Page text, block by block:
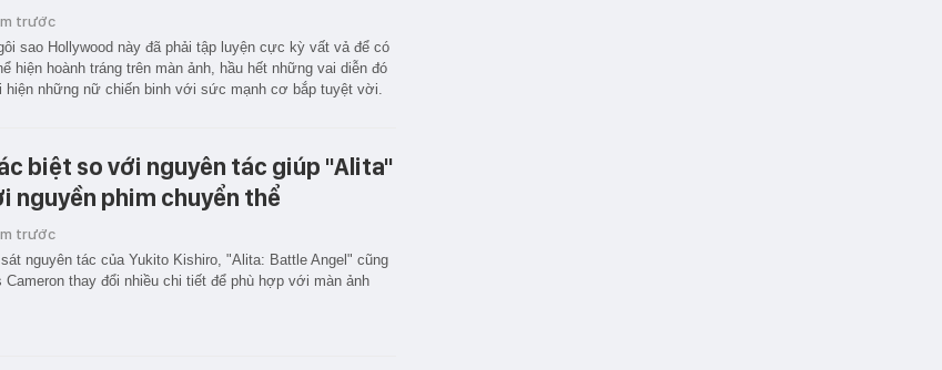
trước
sao Hollywood này đã phải tập luyện cực kỳ vất vả để có
hiện hoành tráng trên màn ảnh, hầu hết những vai diễn đó
hiện những nữ chiến binh với sức mạnh cơ bắp tuyệt vời.
biệt so với nguyên tác giúp "Alita"
nguyền phim chuyển thể
trước
nguyên tác của Yukito Kishiro, "Alita: Battle Angel" cũng
thay đổi nhiều chi tiết để phù hợp với màn ảnh